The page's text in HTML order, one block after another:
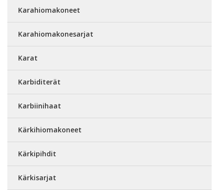
Karahiomakoneet
Karahiomakonesarjat
Karat
Karbiditerät
Karbiinihaat
Kärkihiomakoneet
Kärkipihdit
Kärkisarjat